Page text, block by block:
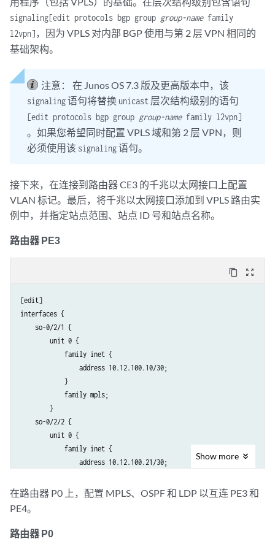
signaling[edit protocols bgp group group-namefamily
l2vpn]，因为 VPLS 对内部 BGP 使用与第 2 层 VPN 相同的
基础架构。
注意： 在 Junos OS 7.3 版及更高版本中，该
signaling语句将替换 unicast 层次结构级别的语句
[edit protocols bgp group group-namefamily l2vpn]
。如果您希望同时配置 VPLS 域和第 2 层 VPN，则
必须使用该 signaling语句。
接下来，在连接到路由器 CE3 的千兆以太网接口上配置
VLAN 标记。最后，将千兆以太网接口添加到 VPLS 路由实
例中，并指定站点范围、站点 ID 号和站点名称。
路由器 PE3
content_copy zoom_out_map
[edit]
interfaces {
    so-0/2/1 {
        unit 0 {
            family inet {
                address 10.12.100.10/30;
            }
            family mpls;
        }
    so-0/2/2 {
        unit 0 {
            family inet {
                address 10.12.100.21/30;
            family mpls;
    }
        ge-1/3/1 {
Show more
在路由器 P0 上，配置 MPLS、OSPF 和 LDP 以互连 PE3 和
PE4。
路由器 P0